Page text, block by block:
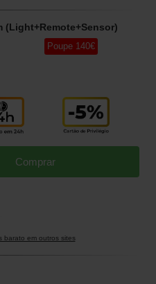
(Light+Remote+Sensor)
Poupe 140€
Comprar
barato em outros sites